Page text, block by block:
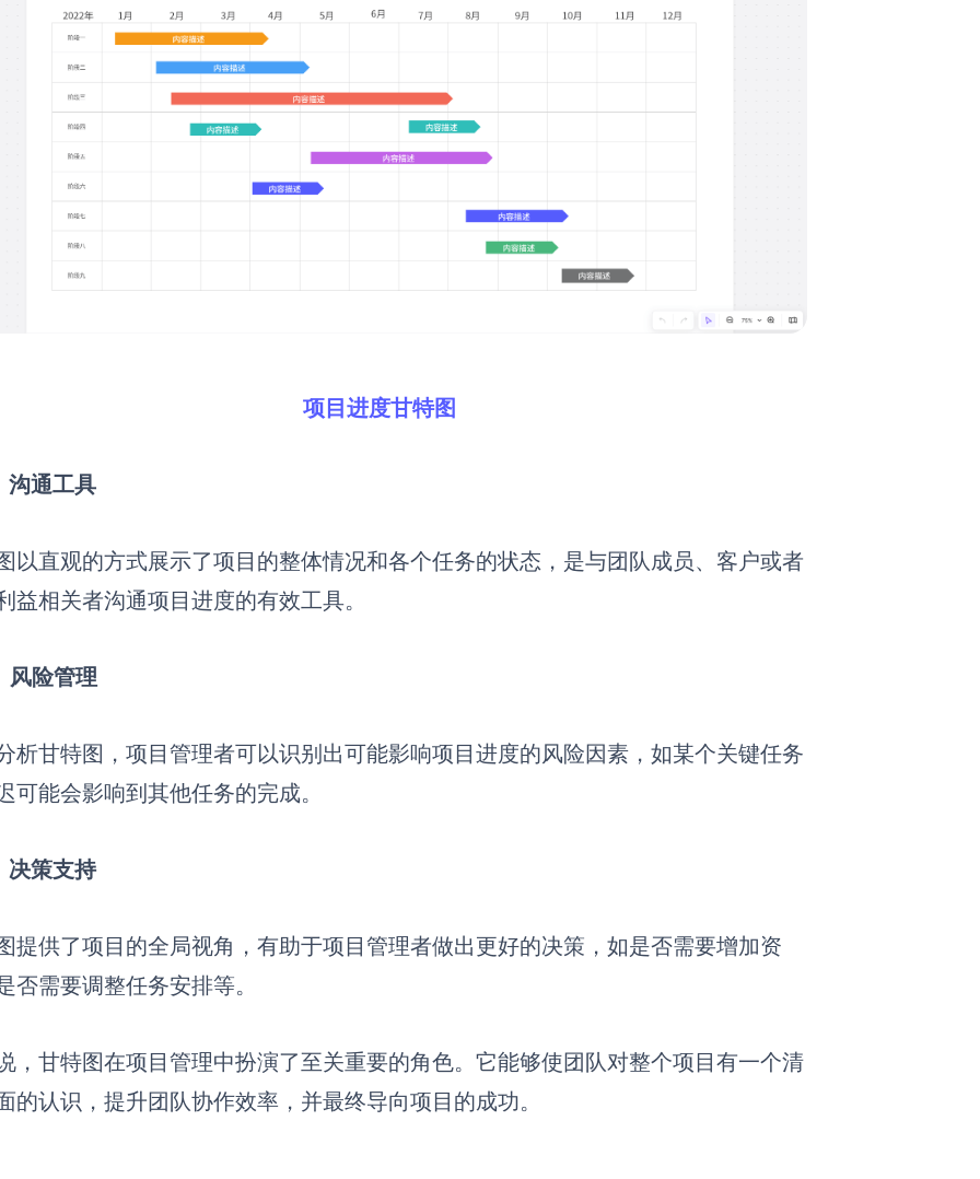
项目进度甘特图
沟通工具
以直观的方式展示了项目的整体情况和各个任务的状态，是与团队成员、客户或者
益相关者沟通项目进度的有效工具。
风险管理
析甘特图，项目管理者可以识别出可能影响项目进度的风险因素，如某个关键任务
可能会影响到其他任务的完成。
决策支持
提供了项目的全局视角，有助于项目管理者做出更好的决策，如是否需要增加资
否需要调整任务安排等。
，甘特图在项目管理中扮演了至关重要的角色。它能够使团队对整个项目有一个清
的认识，提升团队协作效率，并最终导向项目的成功。